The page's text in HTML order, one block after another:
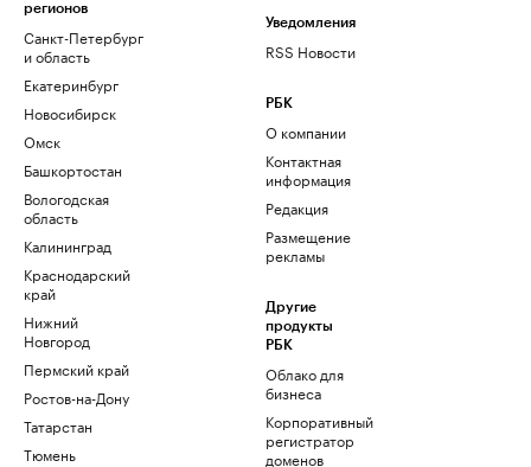
регионов
Санкт-Петербург
и область
Екатеринбург
Новосибирск
Омск
Башкортостан
Вологодская
область
Калининград
Краснодарский
край
Нижний
Новгород
Пермский край
Ростов-на-Дону
Татарстан
Тюмень
Уведомления
RSS Новости
РБК
О компании
Контактная
информация
Редакция
Размещение
рекламы
Другие
продукты
РБК
Облако для
бизнеса
Корпоративный
регистратор
доменов